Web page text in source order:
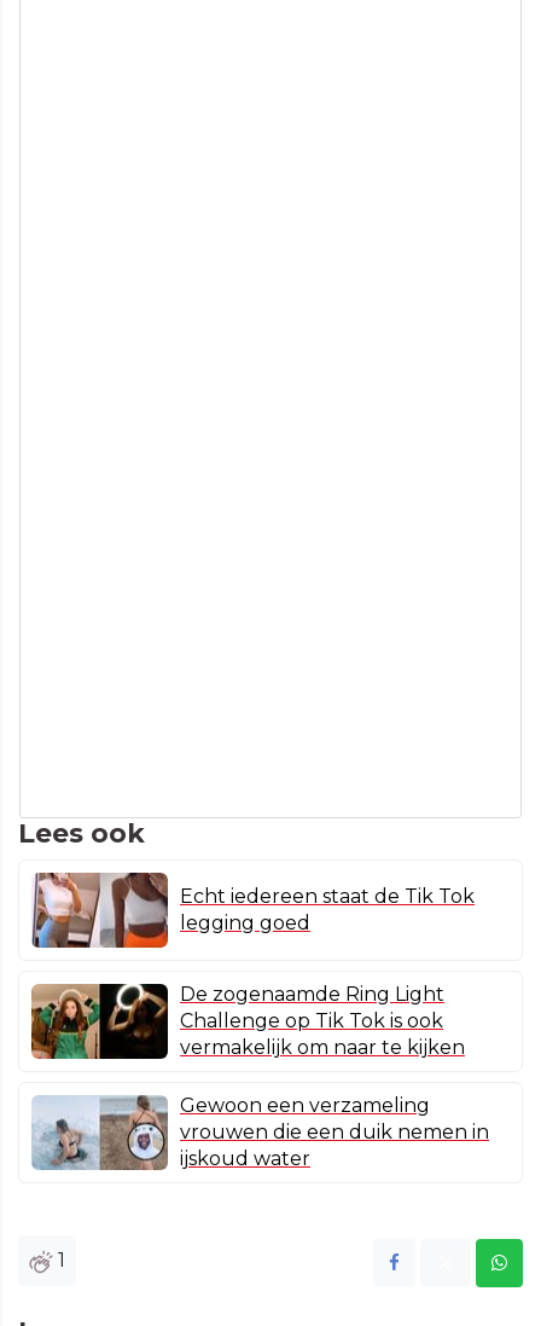
Lees ook
Echt iedereen staat de Tik Tok
legging goed
De zogenaamde Ring Light
Challenge op Tik Tok is ook
vermakelijk om naar te kijken
Gewoon een verzameling
vrouwen die een duik nemen in
ijskoud water
1